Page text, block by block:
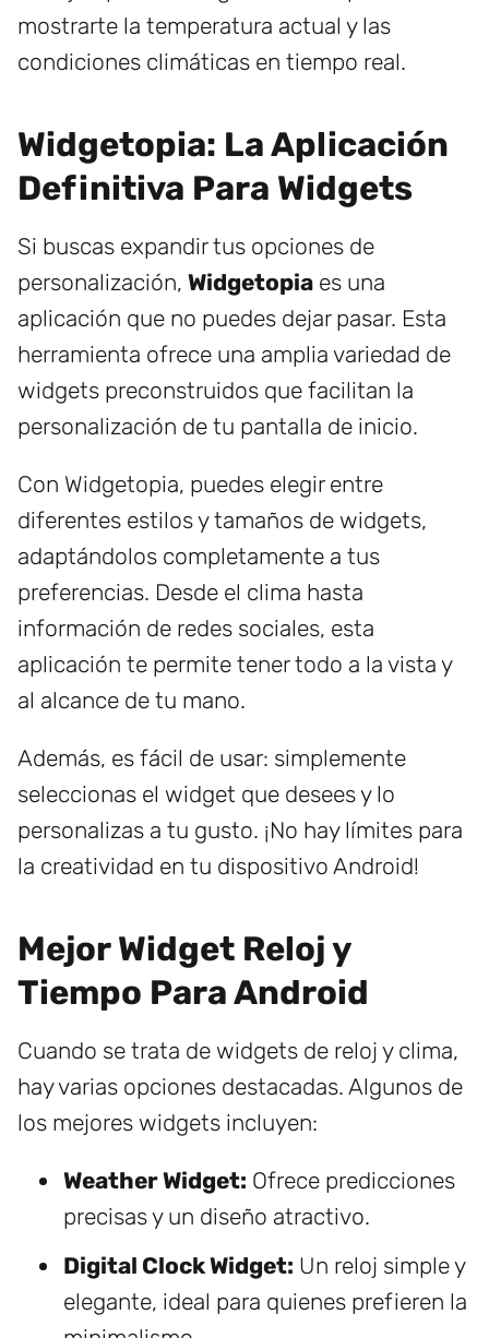
mostrarte la temperatura actual y las
condiciones climáticas en tiempo real.
Widgetopia: La Aplicación
Definitiva Para Widgets
Si buscas expandir tus opciones de
personalización, Widgetopia es una
aplicación que no puedes dejar pasar. Esta
herramienta ofrece una amplia variedad de
widgets preconstruidos que facilitan la
personalización de tu pantalla de inicio.
Con Widgetopia, puedes elegir entre
diferentes estilos y tamaños de widgets,
adaptándolos completamente a tus
preferencias. Desde el clima hasta
información de redes sociales, esta
aplicación te permite tener todo a la vista y
al alcance de tu mano.
Además, es fácil de usar: simplemente
seleccionas el widget que desees y lo
personalizas a tu gusto. ¡No hay límites para
la creatividad en tu dispositivo Android!
Mejor Widget Reloj y
Tiempo Para Android
Cuando se trata de widgets de reloj y clima,
hay varias opciones destacadas. Algunos de
los mejores widgets incluyen:
Weather Widget: Ofrece predicciones
precisas y un diseño atractivo.
Digital Clock Widget: Un reloj simple y
elegante, ideal para quienes prefieren la